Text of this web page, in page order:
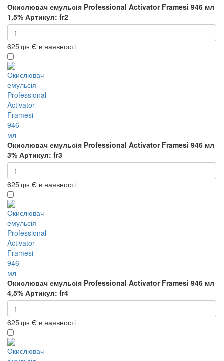
Окислювач емульсія Professional Activator Framesi 946 мл
1,5% Артикул: fr2
625грн Є в наявності
Окислювач емульсія Professional Activator Framesi 946 мл
3% Артикул: fr3
625грн Є в наявності
Окислювач емульсія Professional Activator Framesi 946 мл
4,5% Артикул: fr4
625грн Є в наявності